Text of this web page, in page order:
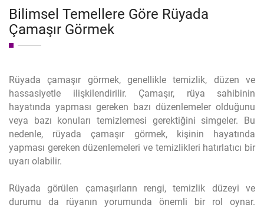
Bilimsel Temellere Göre Rüyada
Çamaşır Görmek
Rüyada çamaşır görmek, genellikle temizlik, düzen ve
hassasiyetle ilişkilendirilir. Çamaşır, rüya sahibinin
hayatında yapması gereken bazı düzenlemeler olduğunu
veya bazı konuları temizlemesi gerektiğini simgeler. Bu
nedenle, rüyada çamaşır görmek, kişinin hayatında
yapması gereken düzenlemeleri ve temizlikleri hatırlatıcı bir
uyarı olabilir.
Rüyada görülen çamaşırların rengi, temizlik düzeyi ve
durumu da rüyanın yorumunda önemli bir rol oynar.